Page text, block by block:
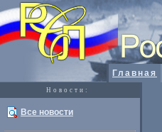
Главная
Новости:
Все новости